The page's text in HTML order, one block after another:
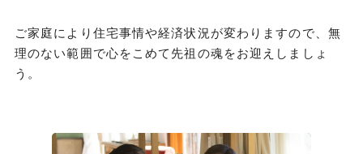
ご家庭により住宅事情や経済状況が変わりますので、無
理のない範囲で心をこめて先祖の魂をお迎えしましょ
う。